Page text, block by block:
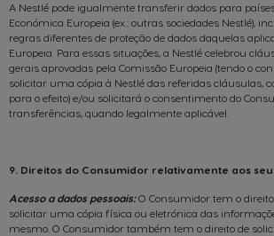
A Nestlé pode igualmente transferir dados para
Económica Europeia (ex.: outras sociedades Nestlé),
regras diferentes de proteção de dados daquelas
Europeia. Para essas situações, a Nestlé celebrou
gerais aprovadas pela Comissão Europeia (tendo o
solicitar uma cópia à Nestlé das referidas cláusulas,
para o efeito) e/ou solicitará o consentimento do
transferências, quando legalmente aplicável.
9. Direitos do Consumidor relativamente aos
Acesso a dados pessoais:O Consumidor tem o direito
solicitar uma cópia física ou eletrónica das
mesmo. O Consumidor também tem o direito de